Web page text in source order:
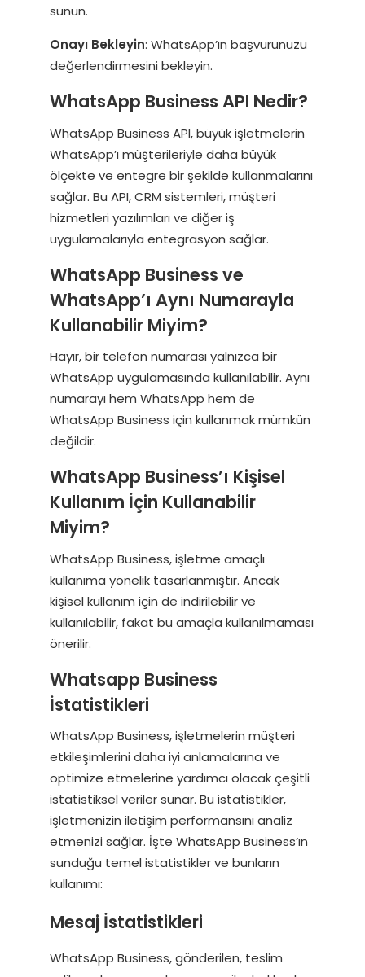
sunun.
Onayı Bekleyin: WhatsApp’ın başvurunuzu
değerlendirmesini bekleyin.
WhatsApp Business API Nedir?
WhatsApp Business API, büyük işletmelerin
WhatsApp’ı müşterileriyle daha büyük
ölçekte ve entegre bir şekilde kullanmalarını
sağlar. Bu API, CRM sistemleri, müşteri
hizmetleri yazılımları ve diğer iş
uygulamalarıyla entegrasyon sağlar.
WhatsApp Business ve
WhatsApp’ı Aynı Numarayla
Kullanabilir Miyim?
Hayır, bir telefon numarası yalnızca bir
WhatsApp uygulamasında kullanılabilir. Aynı
numarayı hem WhatsApp hem de
WhatsApp Business için kullanmak mümkün
değildir.
WhatsApp Business’ı Kişisel
Kullanım İçin Kullanabilir
Miyim?
WhatsApp Business, işletme amaçlı
kullanıma yönelik tasarlanmıştır. Ancak
kişisel kullanım için de indirilebilir ve
kullanılabilir, fakat bu amaçla kullanılmaması
önerilir.
Whatsapp Business
İstatistikleri
WhatsApp Business, işletmelerin müşteri
etkileşimlerini daha iyi anlamalarına ve
optimize etmelerine yardımcı olacak çeşitli
istatistiksel veriler sunar. Bu istatistikler,
işletmenizin iletişim performansını analiz
etmenizi sağlar. İşte WhatsApp Business’ın
sunduğu temel istatistikler ve bunların
kullanımı:
Mesaj İstatistikleri
WhatsApp Business, gönderilen, teslim